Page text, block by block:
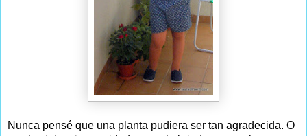
Nunca pensé que una planta pudiera ser tan agradecida. O